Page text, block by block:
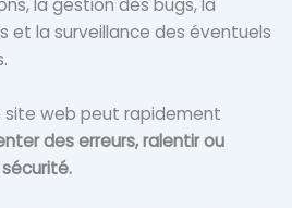
la gestion des bugs, la
et la surveillance des éventuels
site web peut rapidement
des erreurs, ralentir ou